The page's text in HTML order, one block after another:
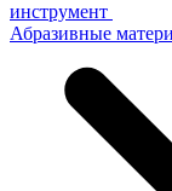
инструмент
Абразивные